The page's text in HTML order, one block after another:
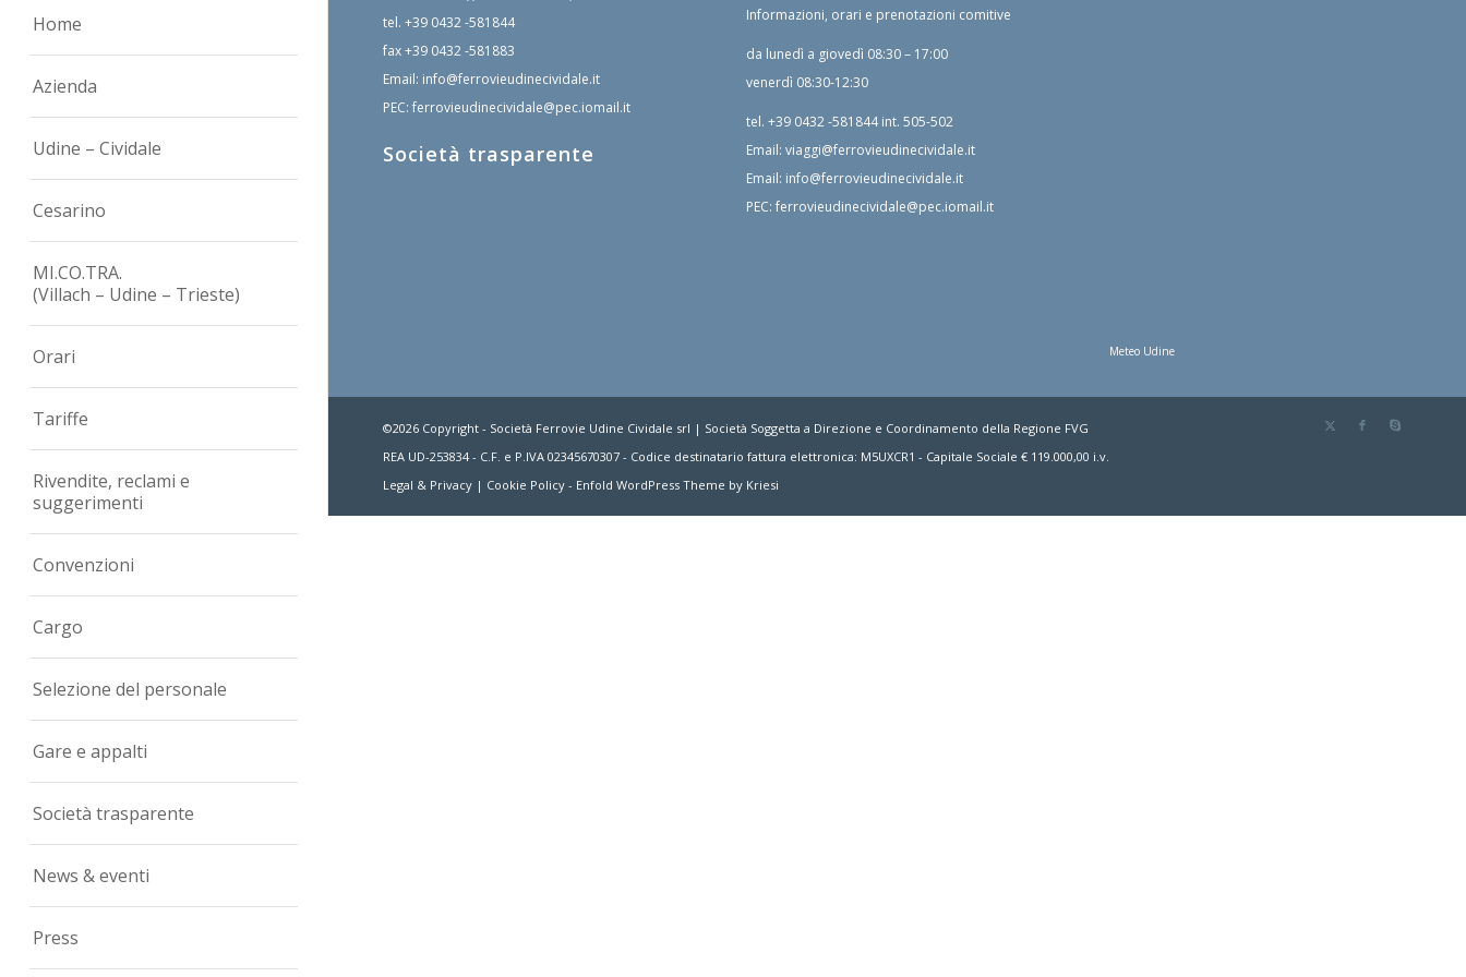
Home
Azienda
Udine – Cividale
Cesarino
MI.CO.TRA.
(Villach – Udine – Trieste)
Orari
Tariffe
Rivendite, reclami e
suggerimenti
Convenzioni
Cargo
Selezione del personale
Gare e appalti
Società trasparente
News & eventi
Press
tel. +39 0432 -581844
fax+39 0432 -581883
Email: info@ferrovieudinecividale.it
PEC: ferrovieudinecividale@pec.iomail.it
Società trasparente
Informazioni, orari e prenotazioni comitive
da lunedì a giovedì 08:30 – 17:00
venerdì 08:30-12:30
tel.+39 0432 -581844int. 505-502
Email:viaggi@ferrovieudinecividale.it
Email: info@ferrovieudinecividale.it
PEC:ferrovieudinecividale@pec.iomail.it
Meteo Udine
©2026 Copyright - Società Ferrovie Udine Cividale srl | Società Soggetta a Direzione e Coordinamento della Regione FVG
REA UD-253834 - C.F. e P.IVA 02345670307 - Codice destinatario fattura elettronica: M5UXCR1 - Capitale Sociale € 119.000,00 i.v.
Legal & Privacy | Cookie Policy - Enfold WordPress Theme by Kriesi